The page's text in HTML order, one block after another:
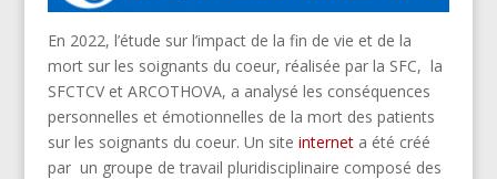
En 2022, l’étude sur l’impact de la fin de vie et de la
mort sur les soignants du coeur, réalisée par la SFC, la
SFCTCV et ARCOTHOVA, a analysé les conséquences
personnelles et émotionnelles de la mort des patients
sur les soignants du coeur. Un site interneta été créé
par un groupe de travail pluridisciplinaire composé des